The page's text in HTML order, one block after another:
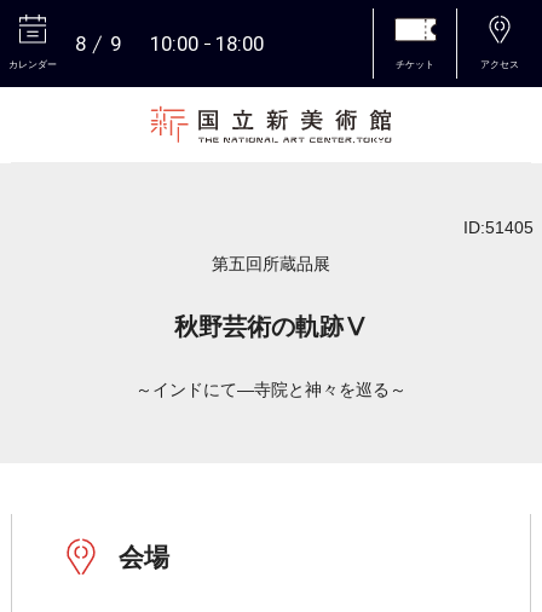
カレンダー
8 9 10:00 18:00
チケット アクセス
ID:51405
第五回所蔵品展
秋野芸術の軌跡Ⅴ
～インドにて―寺院と神々を巡る～
会場